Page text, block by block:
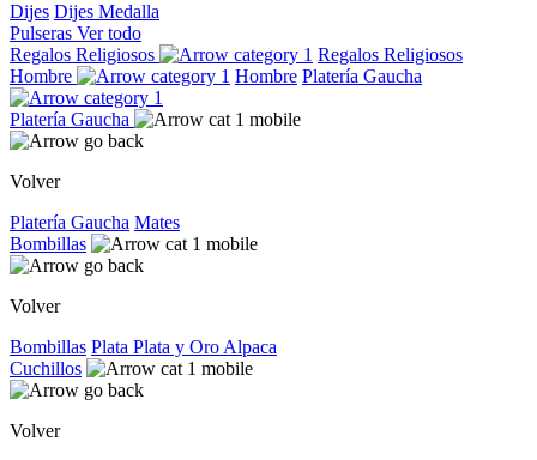
Dijes Dijes Medalla
Pulseras Ver todo
Regalos Religiosos
Regalos Religiosos
Hombre
Hombre Platería Gaucha
Platería Gaucha
Volver
Platería Gaucha Mates
Bombillas
Volver
Bombillas Plata Plata y Oro Alpaca
Cuchillos
Volver